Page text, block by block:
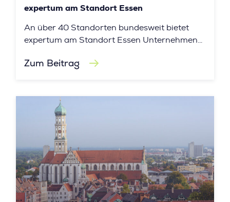
expertum am Standort Essen
An über 40 Standorten bundesweit bietet
expertum am Standort Essen Unternehmen
Personaldienstleistungen.
Zum Beitrag